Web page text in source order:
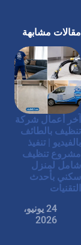
مقالات مشابهة
آخر أعمال شركة
تنظيف بالطائف
بالفيديو | تنفيذ
مشروع تنظيف
شامل لمنزل
سكني بأحدث
التقنيات
24 يونيو،
2026